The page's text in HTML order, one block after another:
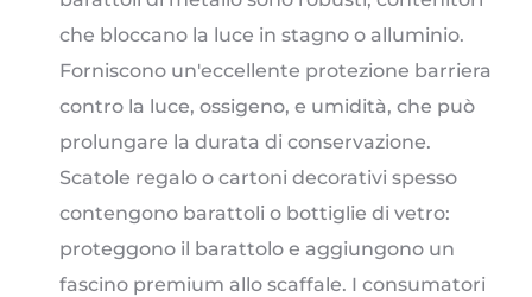
che bloccano la luce in stagno o alluminio.
Forniscono un'eccellente protezione barriera
contro la luce, ossigeno, e umidità, che può
prolungare la durata di conservazione.
Scatole regalo o cartoni decorativi spesso
contengono barattoli o bottiglie di vetro:
proteggono il barattolo e aggiungono un
fascino premium allo scaffale. I consumatori